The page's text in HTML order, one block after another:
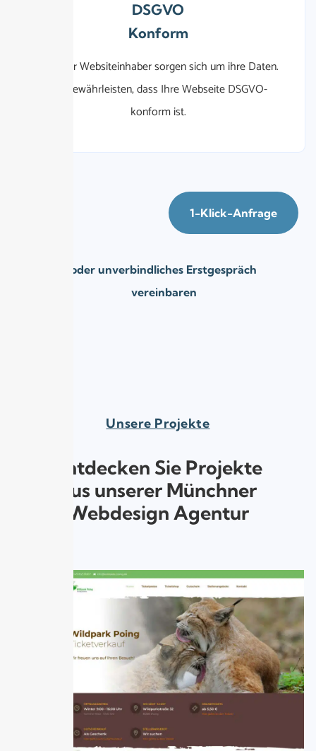
DSGVO
Konform
der Websiteinhaber sorgen sich um ihre Daten.
Wir gewährleisten, dass Ihre Webseite DSGVO-
konform ist.
1-Klick-Anfrage
oder unverbindliches Erstgespräch
vereinbaren
Unsere Projekte
Entdecken Sie Projekte
aus unserer Münchner
Webdesign Agentur